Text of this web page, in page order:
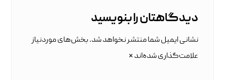
دیدگاهتان را بنویسید
نشانی ایمیل شما منتشر نخواهد شد.بخش‌های موردنیاز
علامت‌گذاری شده‌اند*